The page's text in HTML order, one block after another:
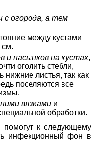
с огорода, а тем
между кустами
см.
и пасынков на кустах,
оголить стебли,
нижние листья, так как
поселяются все
вязками и
обработки.
помогут к следующему
инфекционный фон в